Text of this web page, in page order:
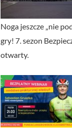
Noga jeszcze „nie
gry! 7. sezon
otwarty.